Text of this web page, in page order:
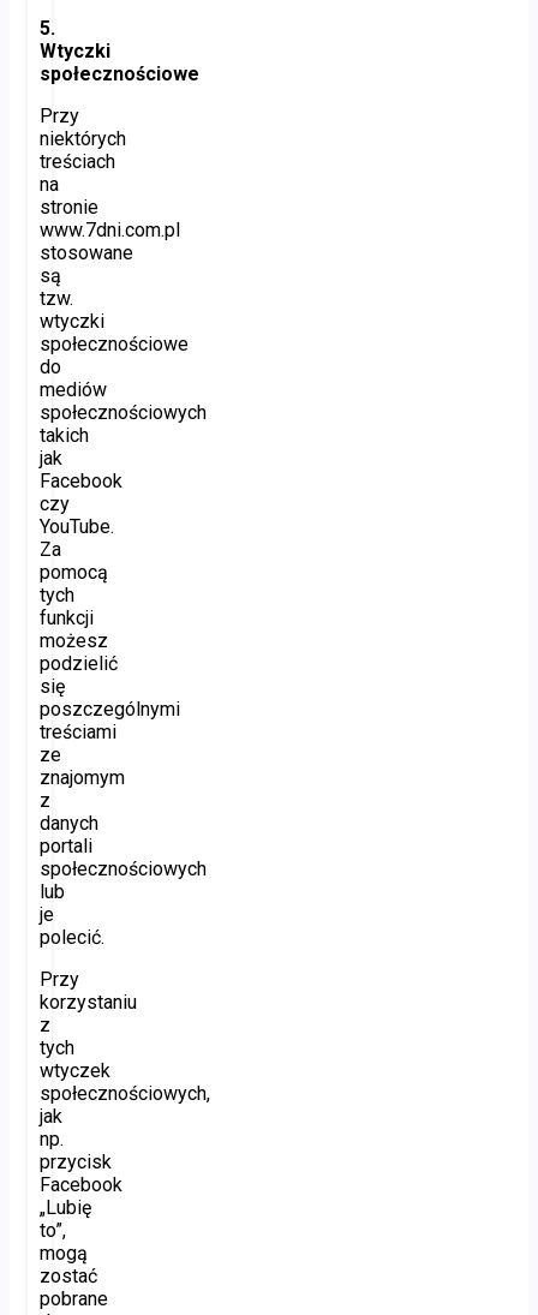
5.
Wtyczki
społecznościowe
Przy
niektórych
treściach
na
stronie
www.7dni.com.pl
stosowane
są
tzw.
wtyczki
społecznościowe
do
mediów
społecznościowych
takich
jak
Facebook
czy
YouTube.
Za
pomocą
tych
funkcji
możesz
podzielić
się
poszczególnymi
treściami
ze
znajomym
z
danych
portali
społecznościowych
lub
je
polecić.
Przy
korzystaniu
z
tych
wtyczek
społecznościowych,
jak
np.
przycisk
Facebook
„Lubię
to”,
mogą
zostać
pobrane